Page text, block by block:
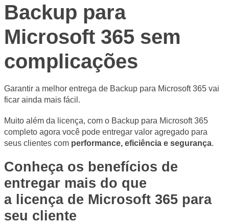
Backup para
Microsoft 365 sem
complicações
Garantir a melhor entrega de Backup para Microsoft 365 vai
ficar ainda mais fácil.
Muito além da licença, com o Backup para Microsoft 365
completo agora você pode entregar valor agregado para
seus clientes com performance, eficiência e segurança.
Conheça os benefícios de
entregar mais do que
a licença de Microsoft 365 para
seu cliente